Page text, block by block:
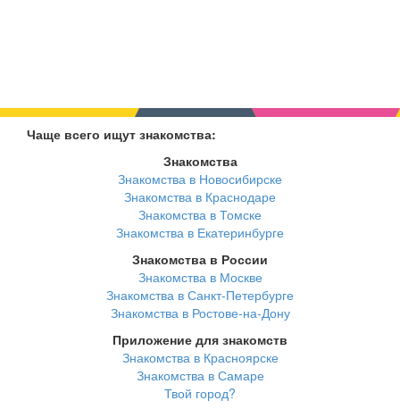
Чаще всего ищут знакомства:
Знакомства
Знакомства в Новосибирске
Знакомства в Краснодаре
Знакомства в Томске
Знакомства в Екатеринбурге
Знакомства в России
Знакомства в Москве
Знакомства в Санкт-Петербурге
Знакомства в Ростове-на-Дону
Приложение для знакомств
Знакомства в Красноярске
Знакомства в Самаре
Твой город?